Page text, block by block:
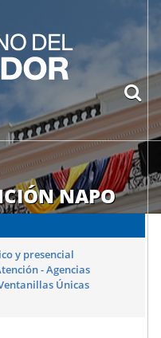
NAPO
en YouTube
de de
quitar contraste
y presencial
- Agencias
Únicas